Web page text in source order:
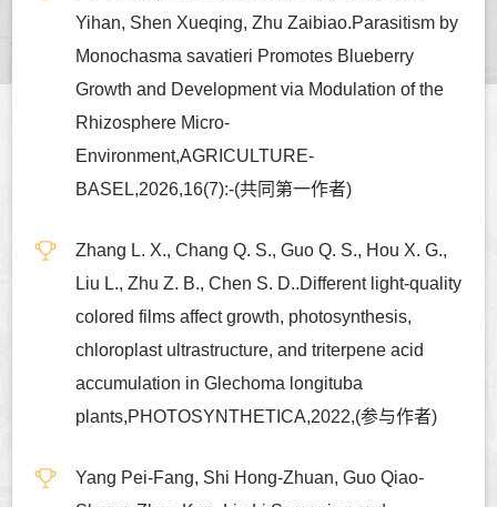
Yihan, Shen Xueqing, Zhu Zaibiao.Parasitism by
Monochasma savatieri Promotes Blueberry
Growth and Development via Modulation of the
Rhizosphere Micro-
Environment,AGRICULTURE-
BASEL,2026,16(7):-(共同第一作者)
Zhang L. X., Chang Q. S., Guo Q. S., Hou X. G.,
Liu L., Zhu Z. B., Chen S. D..Different light-quality
colored films affect growth, photosynthesis,
chloroplast ultrastructure, and triterpene acid
accumulation in Glechoma longituba
plants,PHOTOSYNTHETICA,2022,(参与作者)
Yang Pei-Fang, Shi Hong-Zhuan, Guo Qiao-